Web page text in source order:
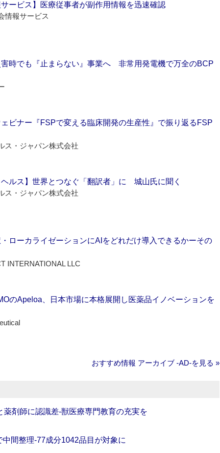
サービス】医療従事者が副作用情報を迅速確認
情報サービス
害時でも『止まらない』事業へ 非常用発電機で万全のBCP
ェビナー『FSPで変える臨床開発の生産性』で振り返るFSP
ス・ジャパン株式会社
ヘルス】世界とつなぐ「翻訳者」に 城山氏に聞く
ス・ジャパン株式会社
ローカライゼーションにAIをどれだけ導入できるかーその
INTERNATIONAL LLC
のApeloa、日本市場に本格展開し医薬品イノベーションを
おすすめ情報 アーカイブ ‐AD‐を見る »
薬剤師に認識差‐獣医療専門教育の充実を
中間整理‐77成分1042品目が対象に